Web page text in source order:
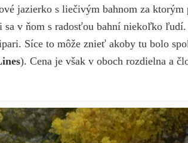
jazierko s liečivým bahnom za
v ňom s radosťou bahní niekoľko
Síce to môže znieť akoby tu bolo
). Cena je však v oboch rozdielna a